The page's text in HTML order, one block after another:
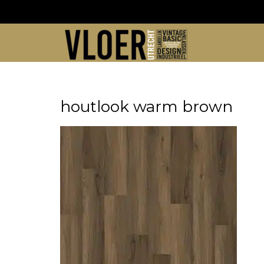
houtlook warm brown